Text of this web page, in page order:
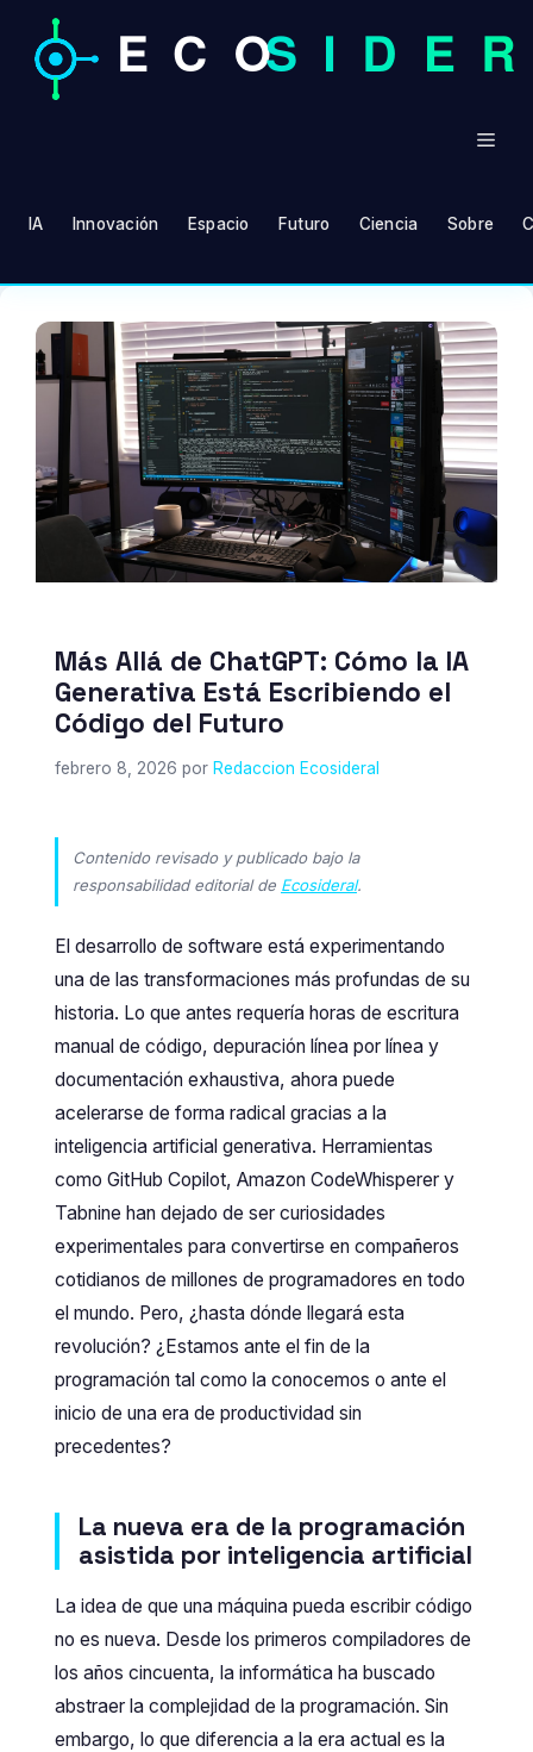
Saltar
contenido
IA Innovación Espacio Futuro Ciencia Sobre
Más Allá de ChatGPT: Cómo la IA
Generativa Está Escribiendo el
Código del Futuro
febrero 8, 2026 por Redaccion Ecosideral
Contenido revisado y publicado bajo la
responsabilidad editorial de Ecosideral.
El desarrollo de software está experimentando
una de las transformaciones más profundas de su
historia. Lo que antes requería horas de escritura
manual de código, depuración línea por línea y
documentación exhaustiva, ahora puede
acelerarse de forma radical gracias a la
inteligencia artificial generativa. Herramientas
como GitHub Copilot, Amazon CodeWhisperer y
Tabnine han dejado de ser curiosidades
experimentales para convertirse en compañeros
cotidianos de millones de programadores en todo
el mundo. Pero, ¿hasta dónde llegará esta
revolución? ¿Estamos ante el fin de la
programación tal como la conocemos o ante el
inicio de una era de productividad sin
precedentes?
La nueva era de la programación
asistida por inteligencia artificial
La idea de que una máquina pueda escribir código
no es nueva. Desde los primeros compiladores de
los años cincuenta, la informática ha buscado
abstraer la complejidad de la programación. Sin
embargo, lo que diferencia a la era actual es la